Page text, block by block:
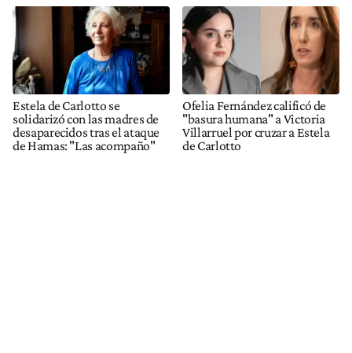
Estela de Carlotto se
solidarizó con las madres de
desaparecidos tras el ataque
de Hamas: "Las acompaño"
Ofelia Fernández calificó de
"basura humana" a Victoria
Villarruel por cruzar a Estela
de Carlotto